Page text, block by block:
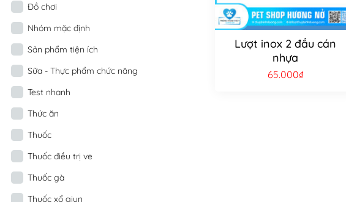
Đồ chơi
Nhóm mặc định
Sản phẩm tiện ích
Sữa - Thực phẩm chức năng
Test nhanh
Thức ăn
Thuốc
Thuốc điều trị ve
Thuốc gà
Thuốc xổ giun
Lượt inox 2 đầu cán
nhựa
65.000₫